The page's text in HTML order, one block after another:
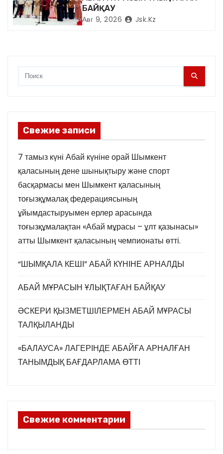
БАЙҚАУ
Авг 9, 2026 Jsk.kz
Свежие записи
7 тамыз күні Абай күніне орай Шымкент
қаласының дене шынықтыру және спорт
басқармасы мен Шымкент қаласының
тоғызқұмалақ федерациясының
ұйымдастыруымен ерлер арасында
тоғызқұмалақтан «Абай мұрасы – ұлт қазынасы»
атты Шымкент қаласының чемпионаты өтті.
“ШЫМҚАЛА КЕШІ” АБАЙ КҮНІНЕ АРНАЛДЫ
АБАЙ МҰРАСЫН ҰЛЫҚТАҒАН БАЙҚАУ
ӘСКЕРИ ҚЫЗМЕТШІЛЕРМЕН АБАЙ МҰРАСЫ
ТАЛҚЫЛАНДЫ
«БАЛАУСА» ЛАГЕРІНДЕ АБАЙҒА АРНАЛҒАН
ТАНЫМДЫҚ БАҒДАРЛАМА ӨТТІ
Свежие комментарии